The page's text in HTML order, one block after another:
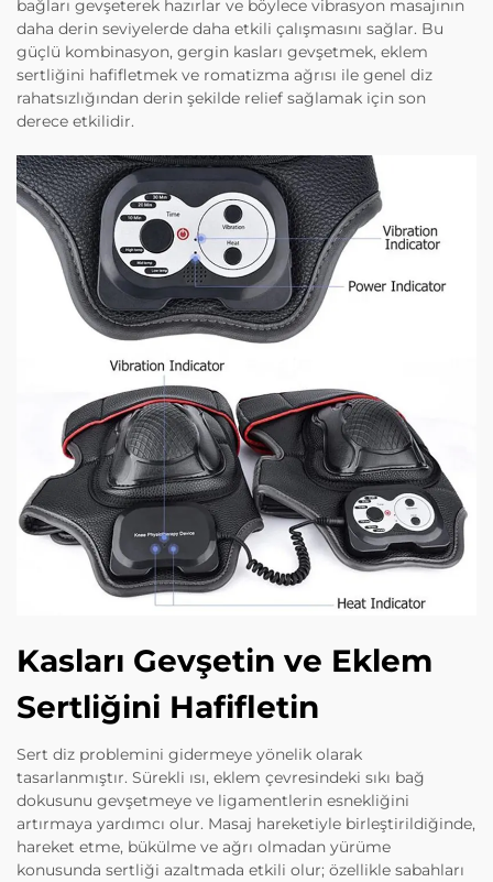
bağları gevşeterek hazırlar ve böylece vibrasyon masajının
daha derin seviyelerde daha etkili çalışmasını sağlar. Bu
güçlü kombinasyon, gergin kasları gevşetmek, eklem
sertliğini hafifletmek ve romatizma ağrısı ile genel diz
rahatsızlığından derin şekilde relief sağlamak için son
derece etkilidir.
Kasları Gevşetin ve Eklem
Sertliğini Hafifletin
Sert diz problemini gidermeye yönelik olarak
tasarlanmıştır. Sürekli ısı, eklem çevresindeki sıkı bağ
dokusunu gevşetmeye ve ligamentlerin esnekliğini
artırmaya yardımcı olur. Masaj hareketiyle birleştirildiğinde,
hareket etme, bükülme ve ağrı olmadan yürüme
konusunda sertliği azaltmada etkili olur; özellikle sabahları